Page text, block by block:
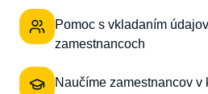
Pomoc s vkladaním
zamestnancoch
Naučíme zamestnancov